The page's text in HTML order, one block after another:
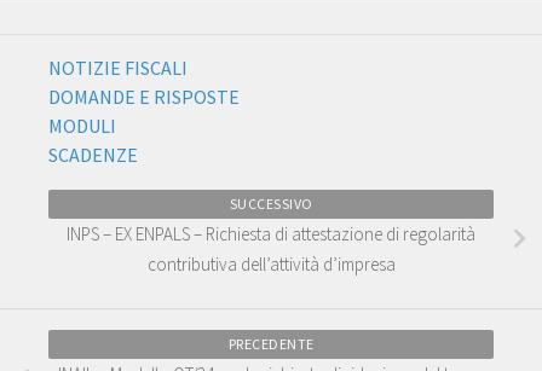
NOTIZIE FISCALI
DOMANDE E RISPOSTE
MODULI
SCADENZE
SUCCESSIVO
INPS – EX ENPALS – Richiesta di attestazione di regolarità
contributiva dell’attività d’impresa
PRECEDENTE